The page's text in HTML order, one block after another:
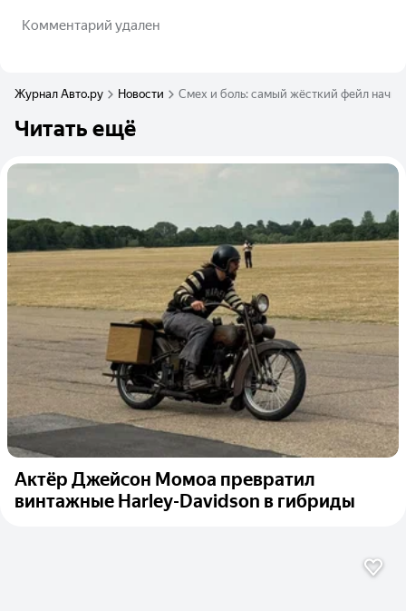
Комментарий удален
Журнал Авто.ру Новости Смех и боль: самый жёсткий фейл
Читать ещё
Актёр Джейсон Момоа превратил
винтажные Harley-Davidson в гибриды